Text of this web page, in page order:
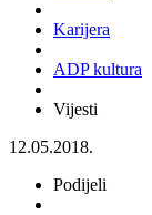
Karijera
ADP kultura
Vijesti
12.05.2018.
Podijeli